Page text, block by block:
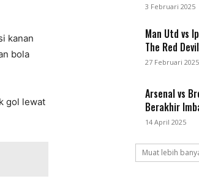
kanan
bola
gol lewat
3 Februari 2025
Man Utd vs
The Red
27 Februari 2025
Arsenal vs
Berakhir
14 April 2025
Muat lebih